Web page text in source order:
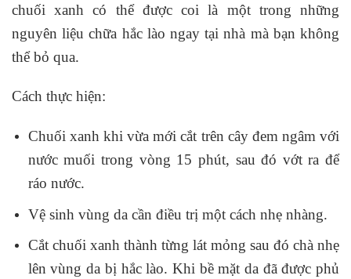
chuối xanh có thể được coi là một trong những
nguyên liệu chữa hắc lào ngay tại nhà mà bạn không
thể bỏ qua.
Cách thực hiện:
Chuối xanh khi vừa mới cắt trên cây đem ngâm với
nước muối trong vòng 15 phút, sau đó vớt ra để
ráo nước.
Vệ sinh vùng da cần điều trị một cách nhẹ nhàng.
Cắt chuối xanh thành từng lát mỏng sau đó chà nhẹ
lên vùng da bị hắc lào. Khi bề mặt da đã được phủ